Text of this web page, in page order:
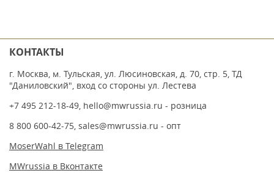
КОНТАКТЫ
г. Москва, м. Тульская, ул. Люсиновская, д. 70, стр. 5, ТД
"Даниловский", вход со стороны ул. Лестева
+7 495 212-18-49, hello@mwrussia.ru - розница
8 800 600-42-75, sales@mwrussia.ru - опт
MoserWahl в Telegram
MWrussia в Вконтакте